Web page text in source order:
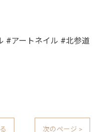
#アートネイル #北参道
次のページ >